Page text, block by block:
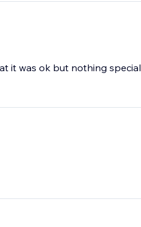
it was ok but nothing special